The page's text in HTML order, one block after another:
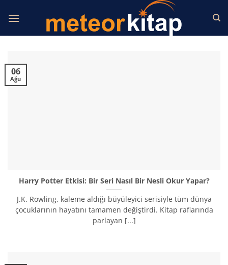
atla
Harry Potter Etkisi: Bir Seri Nasıl Bir Nesli Okur Yapar?
J.K. Rowling, kaleme aldığı büyüleyici serisiyle tüm dünya
çocuklarının hayatını tamamen değiştirdi. Kitap raflarında
parlayan [...]
06
Ağu